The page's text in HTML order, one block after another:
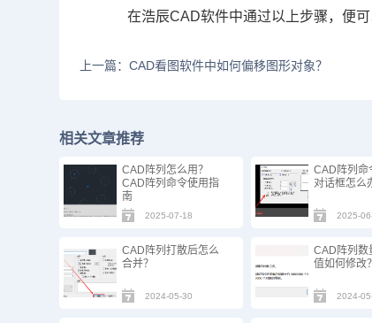
在浩辰CAD软件中通过以上步骤，便
上一篇：CAD看图软件中如何偏移图形对象？
相关文章推荐
CAD阵列怎么用？
CAD阵列命令使用指
南
2025-07-18
CAD阵列命
对话框怎么
2025-
CAD阵列打散后怎么
合并？
2024-05-30
CAD阵列数
值如何修改？
2024-